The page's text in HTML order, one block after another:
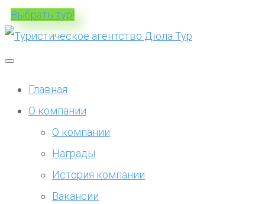
Выбрать тур!
Главная
О компании
О компании
Награды
История компании
Вакансии